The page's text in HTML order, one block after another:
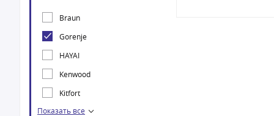
Braun
Gorenje
HAYAI
Kenwood
Kitfort
NUTRIBULLET
Показать все